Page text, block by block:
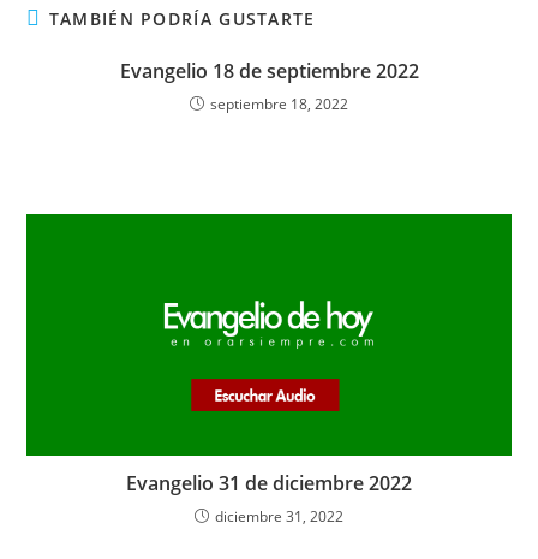
TAMBIÉN PODRÍA GUSTARTE
Evangelio 18 de septiembre 2022
septiembre 18, 2022
Evangelio 31 de diciembre 2022
diciembre 31, 2022